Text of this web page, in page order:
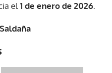
el 1 de enero de 2026